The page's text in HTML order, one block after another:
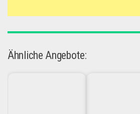
Ähnliche Angebote: